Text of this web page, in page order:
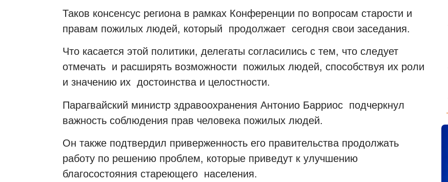
Таков консенсус региона в рамках Конференции по вопросам старости и
правам пожилых людей, который продолжает сегодня свои заседания.
Что касается этой политики, делегаты согласились с тем, что следует
отмечать и расширять возможности пожилых людей, способствуя их роли
и значению их достоинства и целостности.
Парагвайский министр здравоохранения Антонио Барриос подчеркнул
важность соблюдения прав человека пожилых людей.
Он также подтвердил приверженность его правительства продолжать
работу по решению проблем, которые приведут к улучшению
благосостояния стареющего населения.